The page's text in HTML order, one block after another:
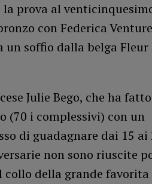
la prova al
con Federica
soffio dalla belga Fleur
Julie Bego, che ha
(70 i complessivi) con un
di guadagnare dai 15 ai
non sono riuscite
collo della grande